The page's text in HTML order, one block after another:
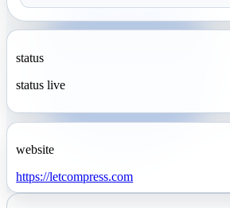
status
status live
website
https://letcompress.com